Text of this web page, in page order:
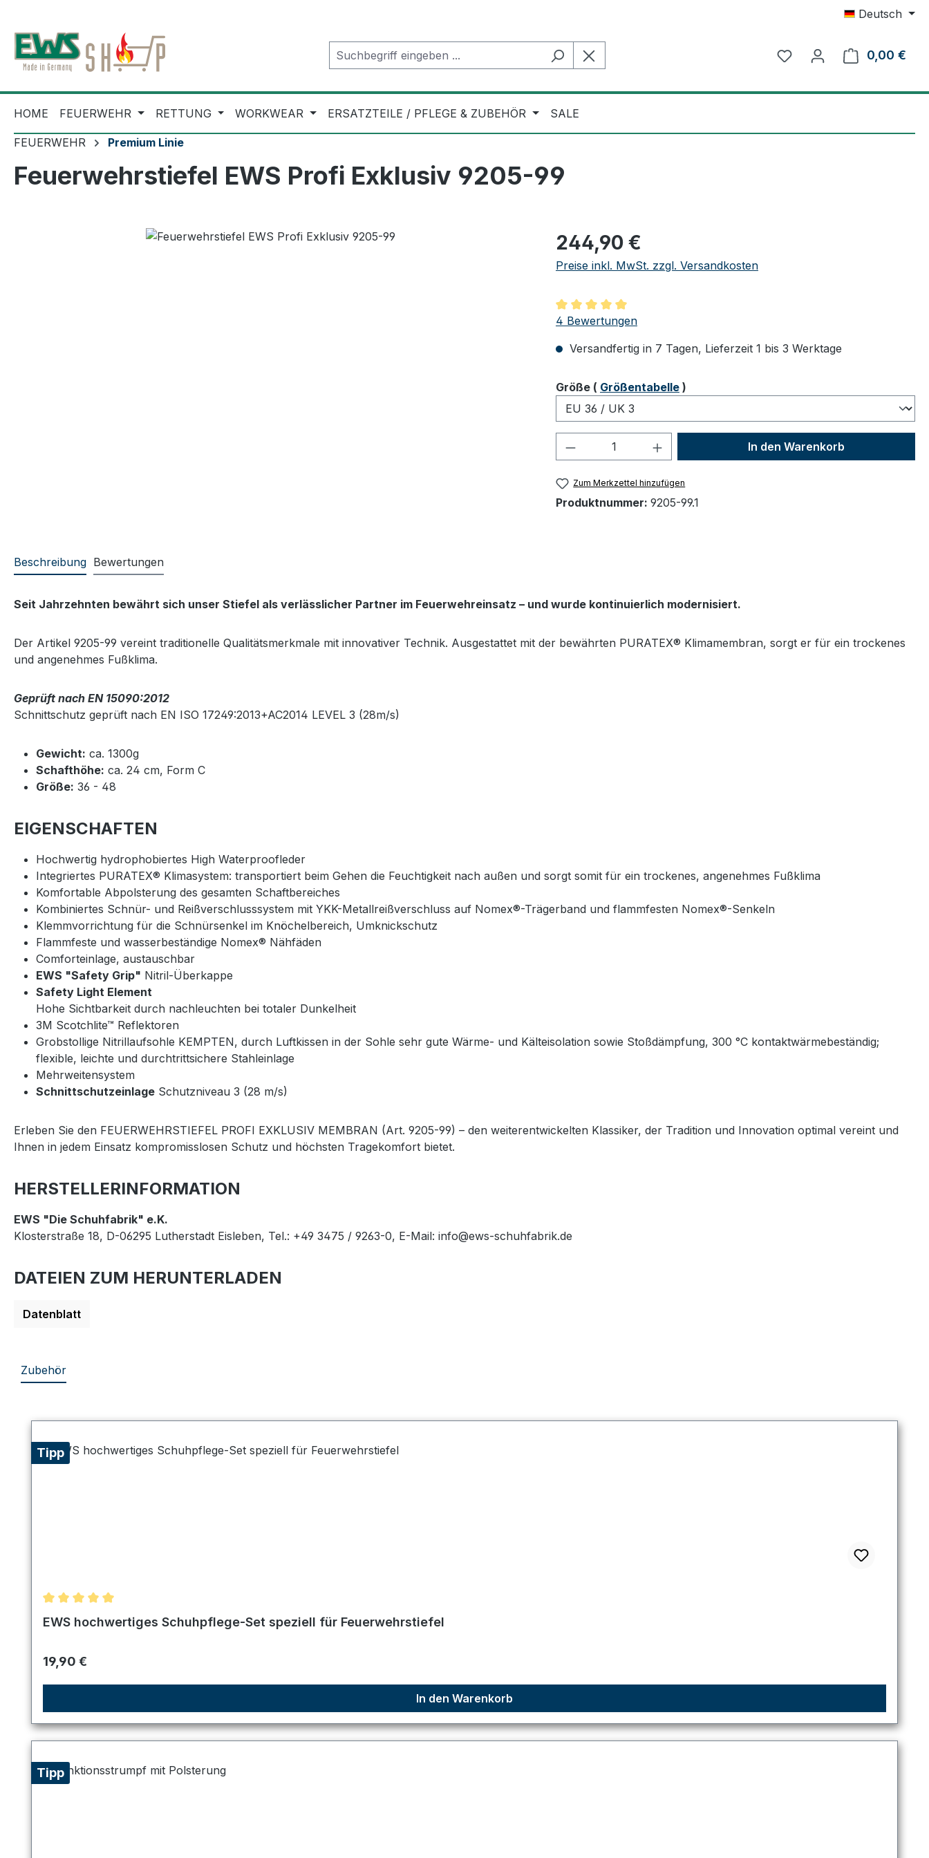
Deutsch
0,00 €
HOME FEUERWEHR RETTUNG WORKWEAR ERSATZTEILE / PFLEGE & ZUBEHÖR SALE
FEUERWEHR Premium Linie
Feuerwehrstiefel EWS Profi Exklusiv 9205-99
Regulärer Preis:
244,90 €
Preise inkl. MwSt. zzgl. Versandkosten
Durchschnittliche Bewertung von 5 von 5 Sternen
4 Bewertungen
Versandfertig in 7 Tagen, Lieferzeit 1 bis 3 Werktage
Größeauswählen
( Größentabelle )
Produkt Anzahl: Gib den gewünschten Wert
In den Warenkorb
Zum Merkzettel hinzufügen
Produktnummer: 9205-99.1
Beschreibung Bewertungen
Seit Jahrzehnten bewährt sich unser Stiefel als verlässlicher Partner im Feuerwehreinsatz – und wurde kontinuierlich modernisiert.
Der Artikel 9205-99 vereint traditionelle Qualitätsmerkmale mit innovativer Technik. Ausgestattet mit der bewährten PURATEX® Klimamembran, sorgt er für ein trockenes
und angenehmes Fußklima.
Geprüft nach EN 15090:2012
Schnittschutz geprüft nach EN ISO 17249:2013+AC2014 LEVEL 3 (28m/s)
Gewicht: ca. 1300g
Schafthöhe: ca. 24 cm, Form C
Größe: 36 - 48
EIGENSCHAFTEN
Hochwertig hydrophobiertes High Waterproofleder
Integriertes PURATEX® Klimasystem: transportiert beim Gehen die Feuchtigkeit nach außen und sorgt somit für ein trockenes, angenehmes Fußklima
Komfortable Abpolsterung des gesamten Schaftbereiches
Kombiniertes Schnür- und Reißverschlusssystem mit YKK-Metallreißverschluss auf Nomex®-Trägerband und flamm­festen Nomex®-Senkeln
Klemmvorrichtung für die Schnürsenkel im Knöchelbereich, Umknickschutz
Flammfeste und wasserbeständige Nomex® Nähfäden
Comforteinlage, austauschbar
EWS "Safety Grip" Nitril-Überkappe
Safety Light Element
Hohe Sichtbarkeit durch nachleuchten bei totaler Dunkelheit
3M Scotchlite™ Reflektoren
Grobstollige Nitrillaufsohle KEMPTEN, durch Luftkissen in der Sohle sehr gute Wärme- und Kälteisolation sowie Stoßdämpfung, 300 °C kontaktwärmebeständig;
flexible, leichte und durchtrittsichere Stahleinlage
Mehrweitensystem
Schnittschutzeinlage Schutzniveau 3 (28 m/s)
Erleben Sie den FEUERWEHRSTIEFEL PROFI EXKLUSIV MEMBRAN (Art. 9205-99) – den weiterentwickelten Klassiker, der Tradition und Innovation optimal vereint und
Ihnen in jedem Einsatz kompromisslosen Schutz und höchsten Tragekomfort bietet.
HERSTELLERINFORMATION
EWS "Die Schuhfabrik" e.K.
Klosterstraße 18, D-06295 Lutherstadt Eisleben, Tel.: +49 3475 / 9263-0, E-Mail: info@ews-schuhfabrik.de
DATEIEN ZUM HERUNTERLADEN
Datenblatt
Zubehör
Tipp
Durchschnittliche Bewertung von 5 von 5 Sternen
EWS hochwertiges Schuhpflege-Set speziell für Feuerwehrstiefel
Regulärer Preis:
19,90 €
In den Warenkorb
Tipp